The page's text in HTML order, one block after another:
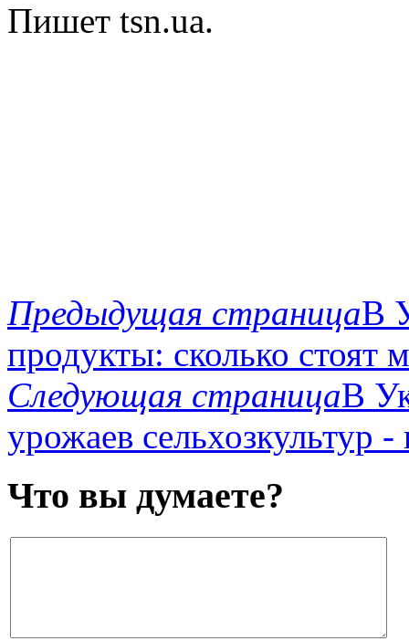
Пишет tsn.ua.
Предыдущая страницаВ
продукты: сколько стоят
Следующая страницаВ
урожаев сельхозкультур -
Что вы думаете?